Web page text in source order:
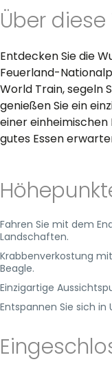
Über diese
Entdecken Sie die
Feuerland-
World Train, segeln
genießen Sie ein
einer einheimischen
gutes Essen
Fahren Sie mit dem
Landschaften.
Krabbenverkostung
Beagle.
Einzigartige
Entspannen Sie sich in